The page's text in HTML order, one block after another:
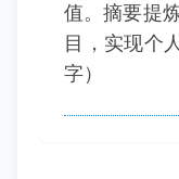
值。摘要提
目，实现个
字）